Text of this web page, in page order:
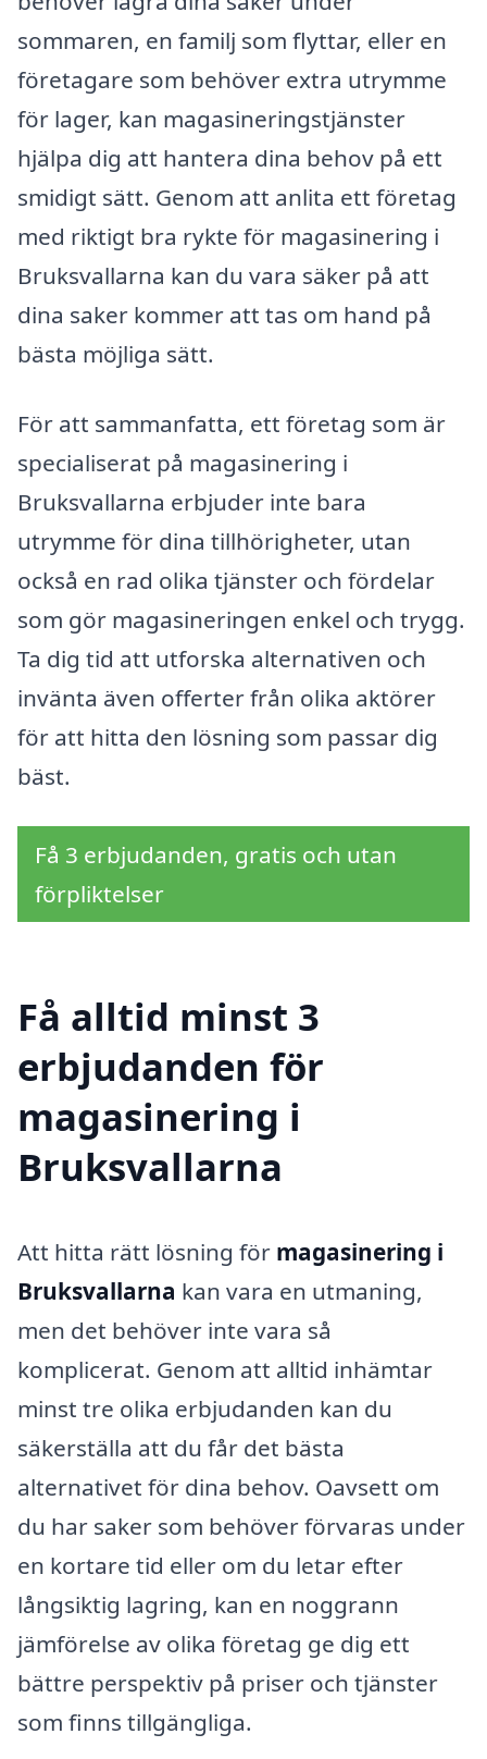
sommaren, en familj som flyttar, eller en
företagare som behöver extra utrymme
för lager, kan magasineringstjänster
hjälpa dig att hantera dina behov på ett
smidigt sätt. Genom att anlita ett företag
med riktigt bra rykte för magasinering i
Bruksvallarna kan du vara säker på att
dina saker kommer att tas om hand på
bästa möjliga sätt.
För att sammanfatta, ett företag som är
specialiserat på magasinering i
Bruksvallarna erbjuder inte bara
utrymme för dina tillhörigheter, utan
också en rad olika tjänster och fördelar
som gör magasineringen enkel och trygg.
Ta dig tid att utforska alternativen och
invänta även offerter från olika aktörer
för att hitta den lösning som passar dig
bäst.
Få 3 erbjudanden, gratis och utan
förpliktelser
Få alltid minst 3
erbjudanden för
magasinering i
Bruksvallarna
Att hitta rätt lösning för magasinering i
Bruksvallarna kan vara en utmaning,
men det behöver inte vara så
komplicerat. Genom att alltid inhämtar
minst tre olika erbjudanden kan du
säkerställa att du får det bästa
alternativet för dina behov. Oavsett om
du har saker som behöver förvaras under
en kortare tid eller om du letar efter
långsiktig lagring, kan en noggrann
jämförelse av olika företag ge dig ett
bättre perspektiv på priser och tjänster
som finns tillgängliga.